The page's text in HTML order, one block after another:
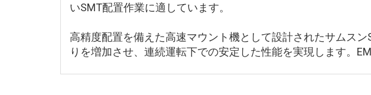
いSMT配置作業に適しています。
高精度配置を備えた高速マウント機として設計されたサムス
りを増加させ、連続運転下での安定した性能を実現します。